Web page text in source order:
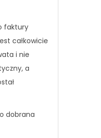
faktury
całkowicie
i nie
a
dobrana